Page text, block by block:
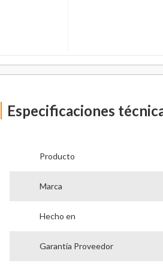
Especificaciones
Producto
Marca
Hecho en
Garantía Proveedor